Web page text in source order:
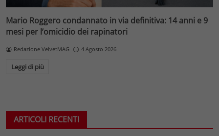
Mario Roggero condannato in via definitiva: 14 anni e 9
mesi per l’omicidio dei rapinatori
Redazione VelvetMAG 4 Agosto 2026
Leggi di più
ARTICOLI RECENTI